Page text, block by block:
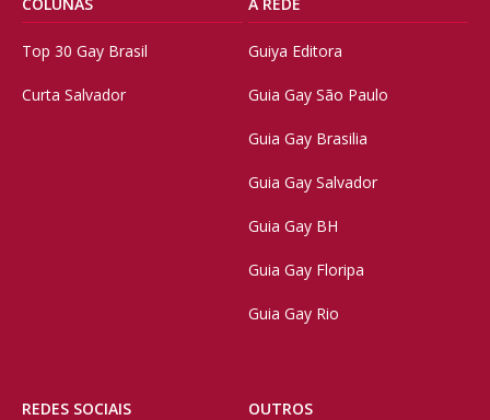
Top 30 Gay Brasil
Curta Salvador
Guiya Editora
Guia Gay São Paulo
Guia Gay Brasilia
Guia Gay Salvador
Guia Gay BH
Guia Gay Floripa
Guia Gay Rio
REDES SOCIAIS OUTROS